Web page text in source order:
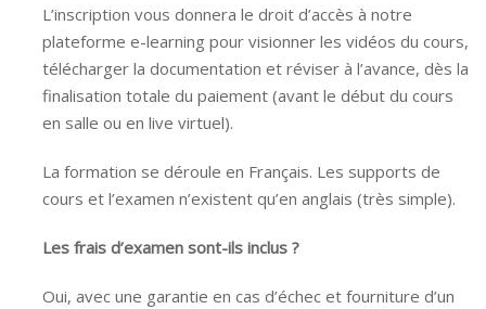
L’inscription vous donnera le droit d’accès à notre
plateforme e-learning pour visionner les vidéos du cours,
télécharger la documentation et réviser à l’avance, dès la
finalisation totale du paiement (avant le début du cours
en salle ou en live virtuel).
La formation se déroule en Français. Les supports de
cours et l’examen n’existent qu’en anglais (très simple).
Les frais d’examen sont-ils inclus ?
Oui, avec une garantie en cas d’échec et fourniture d’un